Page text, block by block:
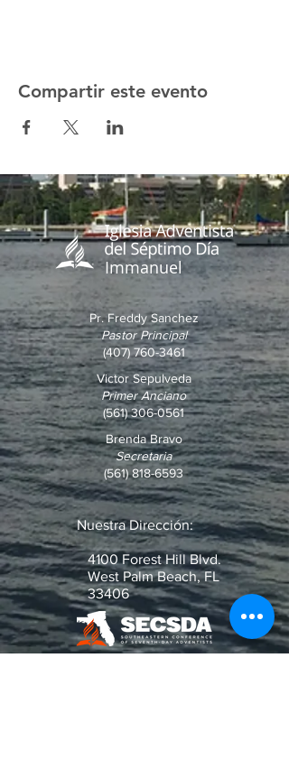
Compartir este evento
Immanuel
Pr. Freddy Sanchez
Pastor Principal
(407) 760-3461
Victor Sepulveda
Primer Anciano
(561) 306-0561
Brenda Bravo
Secretaria
(561) 818-6593
Nuestra Dirección:
4100 Forest Hill Blvd.
West Palm Beach, FL
33406